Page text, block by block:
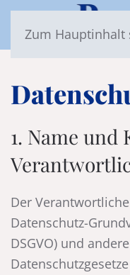
Zum Hauptinhalt
1. Name und
Der
Datenschutz-
DSGVO) und